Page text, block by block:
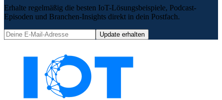
Erhalte regelmäßig die besten IoT-Lösungsbeispiele, Podcast-
Episoden und Branchen-Insights direkt in dein Postfach.
Update erhalten